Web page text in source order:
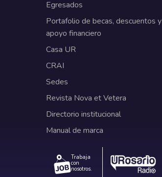
Egresados
Portafolio de becas, descuentos y
apoyo financiero
Casa UR
CRAI
Sedes
Revista Nova et Vetera
Directorio institucional
Manual de marca
Trabaja
con
nosotros.